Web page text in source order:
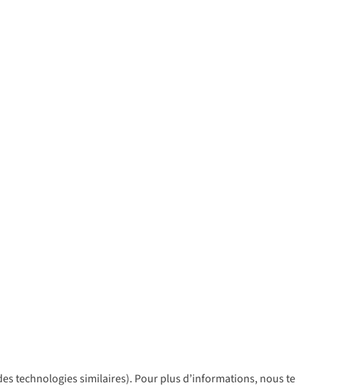
technologies similaires). Pour plus d’informations, nous te
policy